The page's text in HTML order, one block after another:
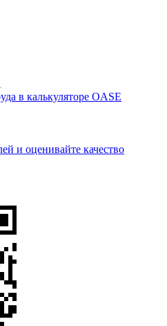
в калькуляторе OASE